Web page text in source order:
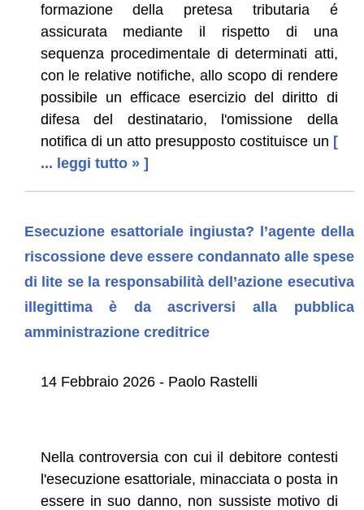
formazione della pretesa tributaria é
assicurata mediante il rispetto di una
sequenza procedimentale di determinati atti,
con le relative notifiche, allo scopo di rendere
possibile un efficace esercizio del diritto di
difesa del destinatario, l'omissione della
notifica di un atto presupposto costituisce un [
... leggi tutto » ]
Esecuzione esattoriale ingiusta? l’agente della
riscossione deve essere condannato alle spese
di lite se la responsabilità dell’azione esecutiva
illegittima è da ascriversi alla pubblica
amministrazione creditrice
14 Febbraio 2026 - Paolo Rastelli
Nella controversia con cui il debitore contesti
l'esecuzione esattoriale, minacciata o posta in
essere in suo danno, non sussiste motivo di